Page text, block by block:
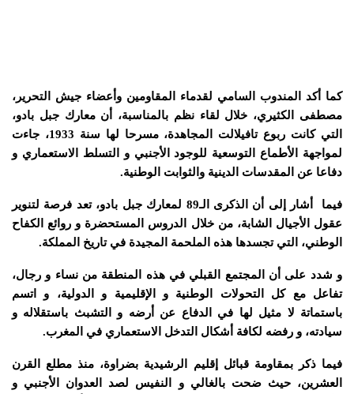
كما أكد المندوب السامي لقدماء المقاومين وأعضاء جيش التحرير،
مصطفى الكثيري، خلال لقاء نظم بالمناسبة، أن معارك جبل بادو،
التي كانت ربوع تافيلالت المجاهدة، مسرحا لها سنة 1933، جاءت
لمواجهة الأطماع التوسعية للوجود الأجنبي و التسلط الاستعماري و
دفاعا عن المقدسات الدينية والثوابت الوطنية.
فيما أشار إلى أن الذكرى الـ89 لمعارك جبل بادو، تعد فرصة لتنوير
عقول الأجيال الشابة، من خلال الدروس المستحضرة و روائع الكفاح
الوطني، التي تجسدها هذه الملحمة المجيدة في تاريخ المملكة.
و شدد على أن المجتمع القبلي في هذه المنطقة من نساء و رجال،
تفاعل مع كل التحولات الوطنية و الإقليمية و الدولية، و اتسم
باستماتة لا مثيل لها في الدفاع عن أرضه و التشبث باستقلاله و
سيادته، و رفضه لكافة أشكال التدخل الاستعماري في المغرب.
فيما ذكر بمقاومة قبائل إقليم الرشيدية بضراوة، منذ مطلع القرن
العشرين، حيث ضحت بالغالي و النفيس لصد العدوان الأجنبي و